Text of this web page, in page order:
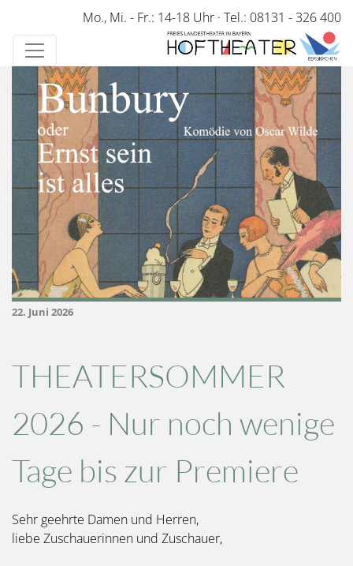
Direkt
zum
Inhalt
Mo., Mi. - Fr.: 14-18 Uhr · Tel.: 08131 - 326 400
22. Juni 2026
THEATERSOMMER
2026 - Nur noch wenige
Tage bis zur Premiere
Sehr geehrte Damen und Herren,
liebe Zuschauerinnen und Zuschauer,